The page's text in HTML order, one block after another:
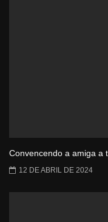
Convencendo a amiga a
12 DE ABRIL DE 2024